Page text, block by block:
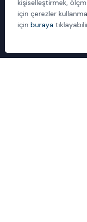
İletişim
kişiselleştirmek,
için çerezler
için buraya